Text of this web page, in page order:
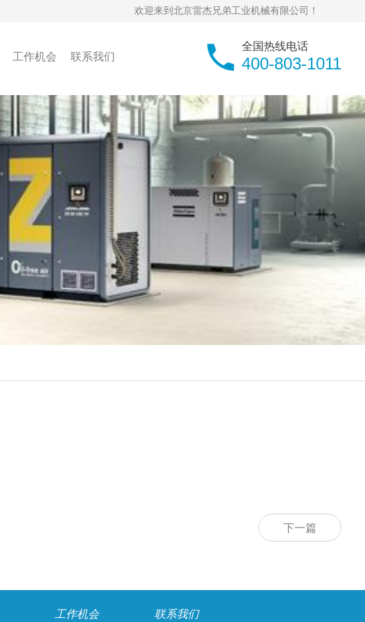
欢迎来到北京雷杰兄弟工业机械有限公司！
工作机会 联系我们
全国热线电话
400-803-1011
下一篇
工作机会 联系我们